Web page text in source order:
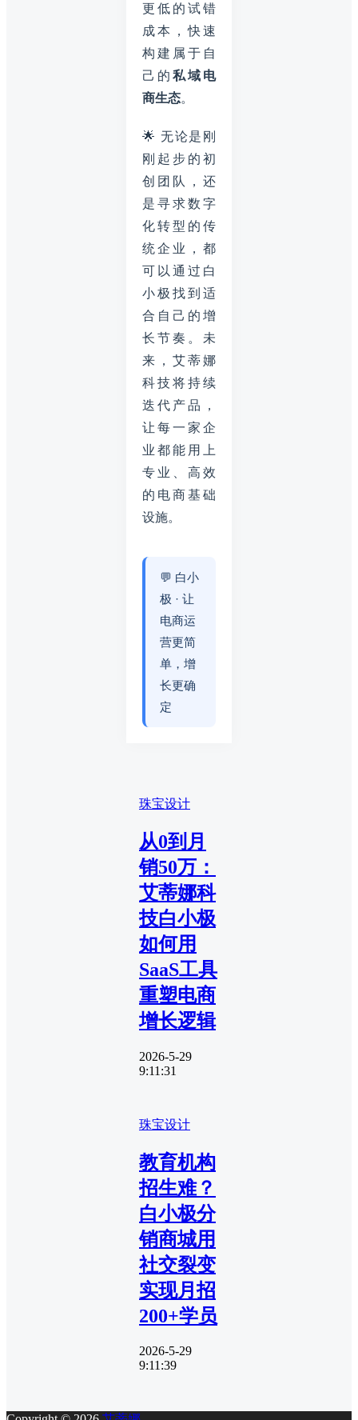
更低的试错
成本，快速
构建属于自
己的 私域电
商生态。
🌟 无论是刚
刚起步的初
创团队，还
是寻求数字
化转型的传
统企业，都
可以通过白
小极找到适
合自己的增
长节奏。未
来，艾蒂娜
科技将持续
迭代产品，
让每一家企
业都能用上
专业、高效
的电商基础
设施。
💬 白小
极 · 让
电商运
营更简
单，增
长更确
定
珠宝设计
从0到月
销50万：
艾蒂娜科
技白小极
如何用
SaaS工具
重塑电商
增长逻辑
2026-5-29
9:11:31
珠宝设计
教育机构
招生难？
白小极分
销商城用
社交裂变
实现月招
200+学员
2026-5-29
9:11:39